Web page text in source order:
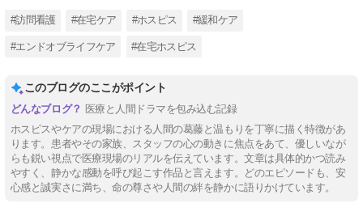
#訪問看護 #在宅ケア #ホスピス #緩和ケア
#エンドオブライフケア #在宅ホスピス
このブログのここがポイント
医療と人間ドラマを包み込む記録
ホスピスやケアの現場における人間の葛藤と温もりを丁寧に描く特徴があ
ります。患者やその家族、スタッフの心の動きに焦点をあて、優しいなが
らも鋭い視点で医療現場のリアルを伝えています。文章は具体的かつ読み
やすく、静かな感動を呼び起こす作品と言えます。どのエピソードも、安
心感と誠実さに満ち、命の尊さや人間の絆を静かに語りかけています。